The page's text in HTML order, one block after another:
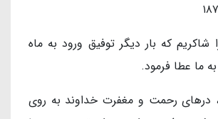
شاکریم که بار دیگر توفیق ورود به ماه
ما عطا فرمود.
درهای رحمت و مغفرت خداوند به روی